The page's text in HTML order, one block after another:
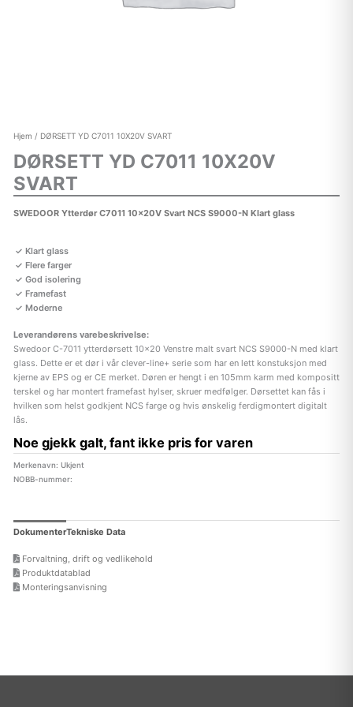
Hjem / DØRSETT YD C7011 10X20V SVART
DØRSETT YD C7011 10X20V
SVART
SWEDOOR Ytterdør C7011 10x20V Svart NCS S9000-N Klart glass
Klart glass
Flere farger
God isolering
Framefast
Moderne
Leverandørens varebeskrivelse:
Swedoor C-7011 ytterdørsett 10×20 Venstre malt svart NCS S9000-N med klart
glass. Dette er et dør i vår clever-line+ serie som har en lett konstuksjon med
kjerne av EPS og er CE merket. Døren er hengt i en 105mm karm med kompositt
terskel og har montert framefast hylser, skruer medfølger. Dørsettet kan fås i
hvilken som helst godkjent NCS farge og hvis ønskelig ferdigmontert digitalt
lås.
Noe gjekk galt, fant ikke pris for varen
Merkenavn: Ukjent
NOBB-nummer:
DokumenterTekniske Data
Forvaltning, drift og vedlikehold
Produktdatablad
Monteringsanvisning